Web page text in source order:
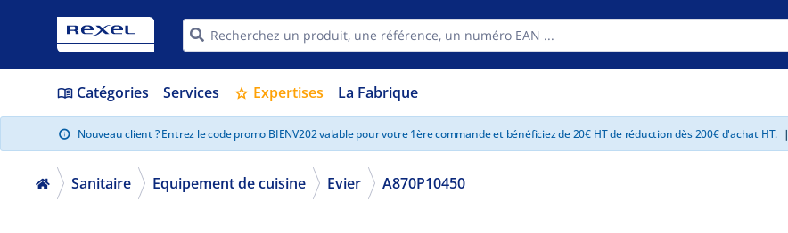
menu_book Catégories Services star Expertises La Fabrique
info Nouveau client ? Entrez le code promo BIENV202 valable pour votre 1ère commande et bénéficiez de 20€ HT de réduction dès 200€ d'achat HT. |
Sanitaire Equipement de cuisine Evier A870P10450